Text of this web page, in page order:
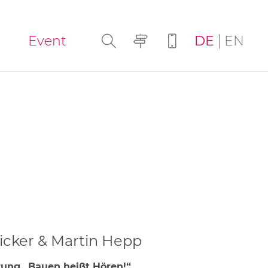
DE EN
Navigation
überspringen
Event
& Martin Hepp